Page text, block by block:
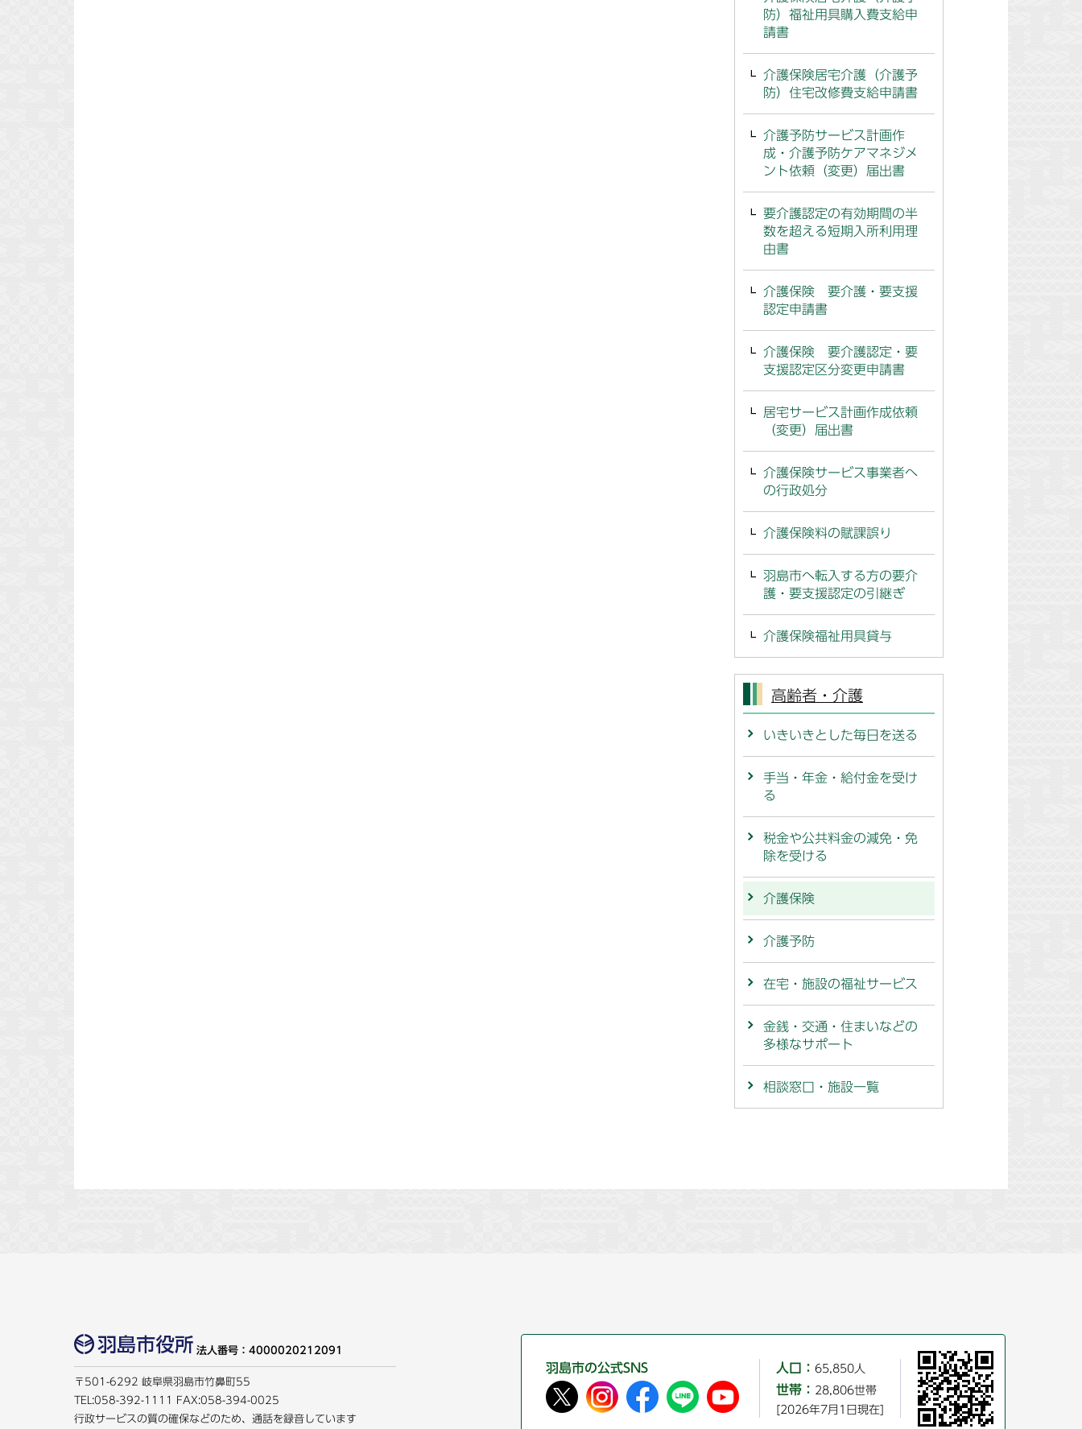
防）福祉用具購入費支給申
請書
介護保険居宅介護（介護予
防）住宅改修費支給申請書
介護予防サービス計画作
成・介護予防ケアマネジメ
ント依頼（変更）届出書
要介護認定の有効期間の半
数を超える短期入所利用理
由書
介護保険 要介護・要支援
認定申請書
介護保険 要介護認定・要
支援認定区分変更申請書
居宅サービス計画作成依頼
（変更）届出書
介護保険サービス事業者へ
の行政処分
介護保険料の賦課誤り
羽島市へ転入する方の要介
護・要支援認定の引継ぎ
介護保険福祉用具貸与
高齢者・介護
いきいきとした毎日を送る
手当・年金・給付金を受け
る
税金や公共料金の減免・免
除を受ける
介護保険
介護予防
在宅・施設の福祉サービス
金銭・交通・住まいなどの
多様なサポート
相談窓口・施設一覧
法人番号：4000020212091
〒501-6292 岐阜県羽島市竹鼻町55
TEL:058-392-1111
FAX:058-394-0025
行政サービスの質の確保などのため、通話を録音しています
羽島市の公式SNS 人口： 65,850人
世帯： 28,806世帯
[2026年7月1日現在]